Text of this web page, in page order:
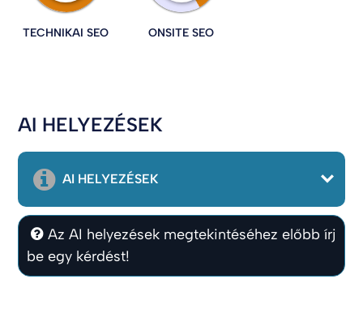
TECHNIKAI SEO ONSITE SEO
AI HELYEZÉSEK
AI HELYEZÉSEK
Az AI helyezések megtekintéséhez előbb írj
be egy kérdést!